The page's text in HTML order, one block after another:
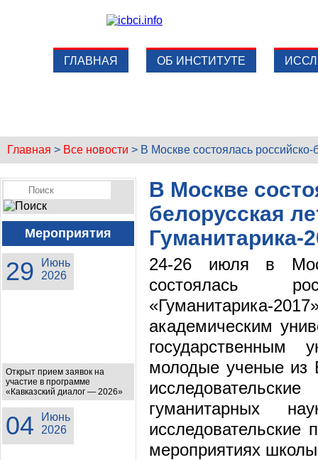
ГЛАВНАЯ ОБ ИНСТИТУТЕ
Главная > Все новости > В Москве состоялась
Мероприятия
29
Июнь
2026
Открыт прием заявок на
участие в программе
«Кавказский диалог — 2026»
04
Июнь
2026
В Москве
белорусская
Гуманитарика-
24-26 июля в
состоялась
«Гуманитарика-
академическим
государственным
молодые ученые из
гуманитарных
исследовательские
мероприятиях